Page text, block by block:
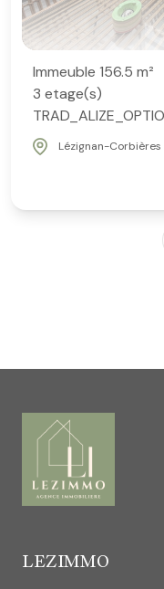
Immeuble 156.5 m²
3 etage(s)
Lézignan-Corbières
LEZIMMO